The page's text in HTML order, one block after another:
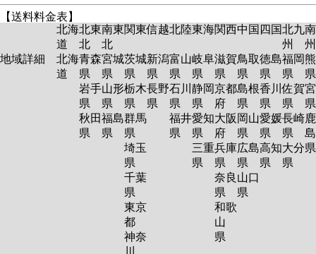
【送料料金表】
北海
道
北東
北
南東
北
関東信越北陸東海関西中国 四国北九
州
州
地域詳細
北海
道
青森
県
岩手
県
秋田
県
宮城
県
山形
県
福島
県
茨城
県
栃木
県
群馬
県
埼玉
県
千葉
県
東京
都
神奈
新潟
県
長野
県
富山
県
石川
県
福井
県
岐阜
県
静岡
県
愛知
県
三重
県
滋賀
県
京都
府
大阪
府
兵庫
県
奈良
県
和歌
山
県
鳥取
県
島根
県
岡山
県
広島
県
山口
県
徳島
県
香川
県
愛媛
県
高知
県
福岡
県
佐賀
県
長崎
県
大分
県
島